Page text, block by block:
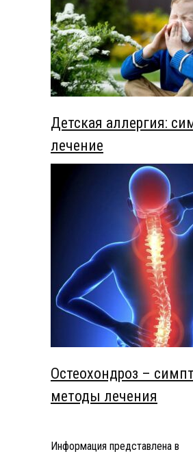
Детская аллергия:
лечение
Остеохондроз –
методы лечения
Информация представлена в